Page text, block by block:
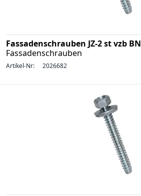
Fassadenschrauben JZ-2 st vzb
Fassadenschrauben
Artikel-Nr: 2026682